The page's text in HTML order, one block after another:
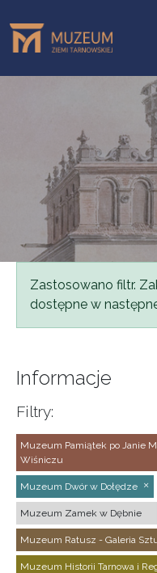
Komunikat
Zastosowano filtr.
dostępne w
Informacje
Filtry:
Muzeum Pamiątek po Janie
Wiśniczu
Muzeum Dwór w Dołędze
Muzeum Zamek w Dębnie
Muzeum Ratusz - Galeria
Muzeum Historii Tarnowa i